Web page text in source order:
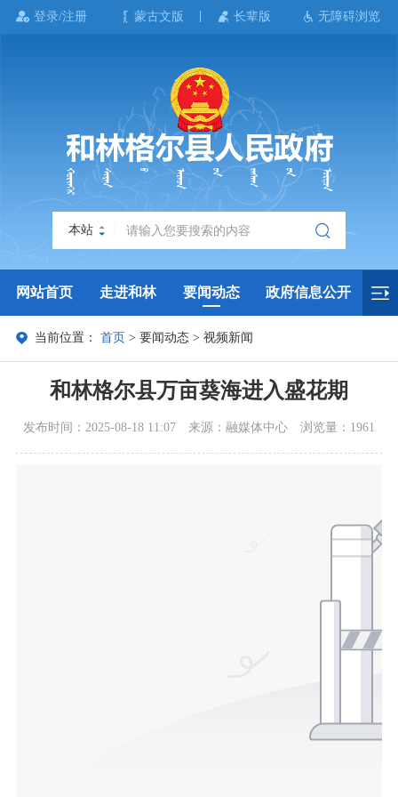
登录/注册 蒙古文版 长辈版 无障碍浏览
本站
网站首页 走进和林 要闻动态 政府信息公开
政务服务 政民互动 政府数据
当前位置：首页 >要闻动态 >视频新闻
和林格尔县万亩葵海进入盛花期
发布时间：2025-08-18 11:07 来源：融媒体中心 浏览量：1961